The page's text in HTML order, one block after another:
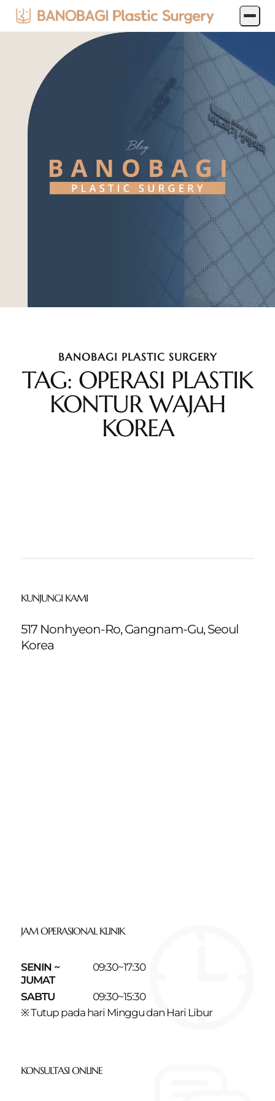
BANOBAGI PLASTIC SURGERY
TAG: OPERASI PLASTIK
KONTUR WAJAH
KOREA
KUNJUNGI KAMI
517 Nonhyeon-Ro, Gangnam-Gu, Seoul
Korea
JAM OPERASIONAL KLINIK
SENIN ~
JUMAT
09:30~17:30
SABTU
09:30~15:30
※ Tutup pada hari Minggu dan Hari Libur
KONSULTASI ONLINE